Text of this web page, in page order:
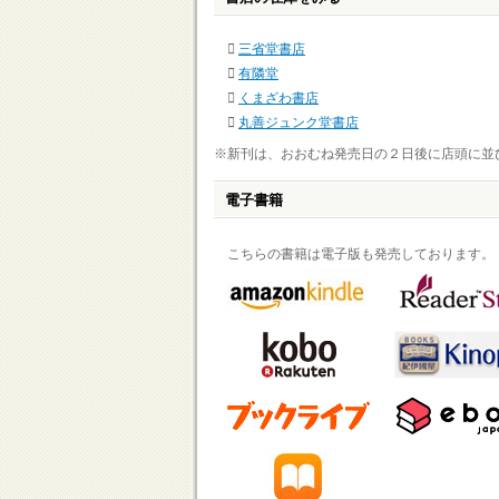
三省堂書店
有隣堂
くまざわ書店
丸善ジュンク堂書店
※新刊は、おおむね発売日の２日後に店頭に並
電子書籍
こちらの書籍は電子版も発売しております。